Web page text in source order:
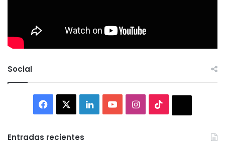
Social
Facebook LinkedInYouTubeInstagram
Entradas recientes